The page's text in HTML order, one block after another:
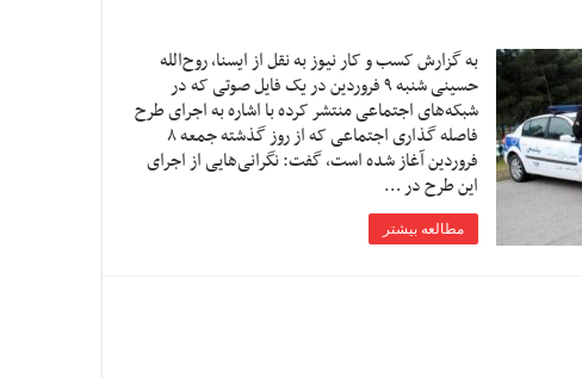
به گزارش کسب و کار نیوز به نقل از ایسنا, روح‌الله
حسینی شنبه ۹ فروردین در یک فایل صوتی که در
شبکه‌های اجتماعی منتشر کرده با اشاره به اجرای طرح
فاصله گذاری اجتماعی که از روز گذشته جمعه ٨
فروردین آغاز شده است، گفت: نگرانی‌هایی از اجرای
این طرح در …
مطالعه بیشتر